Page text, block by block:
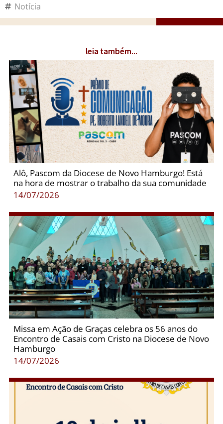
Notícia
leia também...
Alô, Pascom da Diocese de Novo Hamburgo! Está
na hora de mostrar o trabalho da sua comunidade
14/07/2026
Missa em Ação de Graças celebra os 56 anos do
Encontro de Casais com Cristo na Diocese de Novo
Hamburgo
14/07/2026